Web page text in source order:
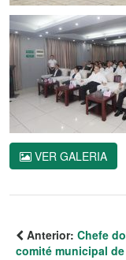
VER GALERIA
Anterior: Chefe
comité municipal